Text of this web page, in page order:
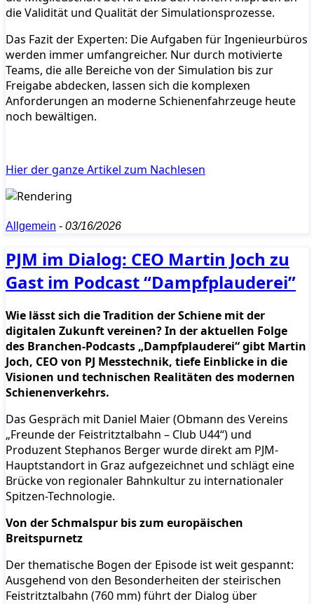
die Validität und Qualität der Simulationsprozesse.
Das Fazit der Experten: Die Aufgaben für Ingenieurbüros
werden immer umfangreicher. Nur durch motivierte
Teams, die alle Bereiche von der Simulation bis zur
Freigabe abdecken, lassen sich die komplexen
Anforderungen an moderne Schienenfahrzeuge heute
noch bewältigen.
Hier der ganze Artikel zum Nachlesen
Allgemein - 03/16/2026
PJM im Dialog: CEO Martin Joch zu
Gast im Podcast “Dampfplauderei”
Wie lässt sich die Tradition der Schiene mit der
digitalen Zukunft vereinen? In der aktuellen Folge
des Branchen-Podcasts „Dampfplauderei“ gibt Martin
Joch, CEO von PJ Messtechnik, tiefe Einblicke in die
Visionen und technischen Realitäten des modernen
Schienenverkehrs.
Das Gespräch mit Daniel Maier (Obmann des Vereins
„Freunde der Feistritztalbahn – Club U44“) und
Produzent Stephanos Berger wurde direkt am PJM-
Hauptstandort in Graz aufgezeichnet und schlägt eine
Brücke von regionaler Bahnkultur zu internationaler
Spitzen-Technologie.
Von der Schmalspur bis zum europäischen
Breitspurnetz
Der thematische Bogen der Episode ist weit gespannt:
Ausgehend von den Besonderheiten der steirischen
Feistritztalbahn (760 mm) führt der Dialog über